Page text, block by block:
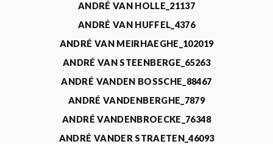
ANDRÉ VAN HOLLE_21137
ANDRÉ VAN HUFFEL_4376
ANDRÉ VAN MEIRHAEGHE_102019
ANDRÉ VAN STEENBERGE_65263
ANDRÉ VANDEN BOSSCHE_88467
ANDRÉ VANDENBERGHE_7879
ANDRÉ VANDENBROECKE_76348
ANDRÉ VANDER STRAETEN_46093